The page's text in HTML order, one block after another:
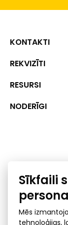
KONTAKTI
Biznesa centrs
1045
+371 287 18175
REKVIZĪTI
Reģ. Nr.
Banka: SEB Banka
RESURSI
Dati
Uzņēmumu
NODERĪGI
Ombuds
Sīkfaili
Mēs
tehnoloģijas,